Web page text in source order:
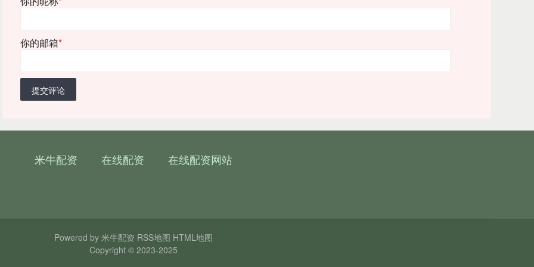
你的邮箱*
提交评论
米牛配资 在线配资 在线配资网站
Powered by 米牛配资 RSS地图 HTML地图
Copyright © 2023-2025